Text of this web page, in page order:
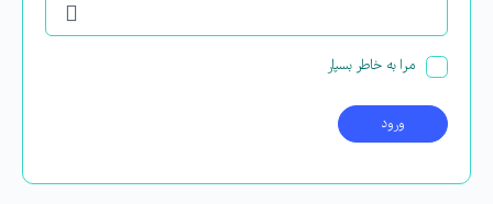
مرا به خاطر بسپار